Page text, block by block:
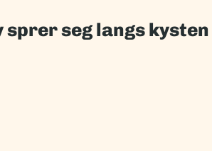
sprer seg langs